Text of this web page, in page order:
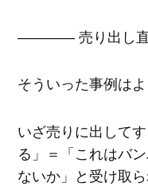
―――― 売り出し直
そういった事例はよ
いざ売りに出して
る」＝「これはバ
ないか」と受け取ら